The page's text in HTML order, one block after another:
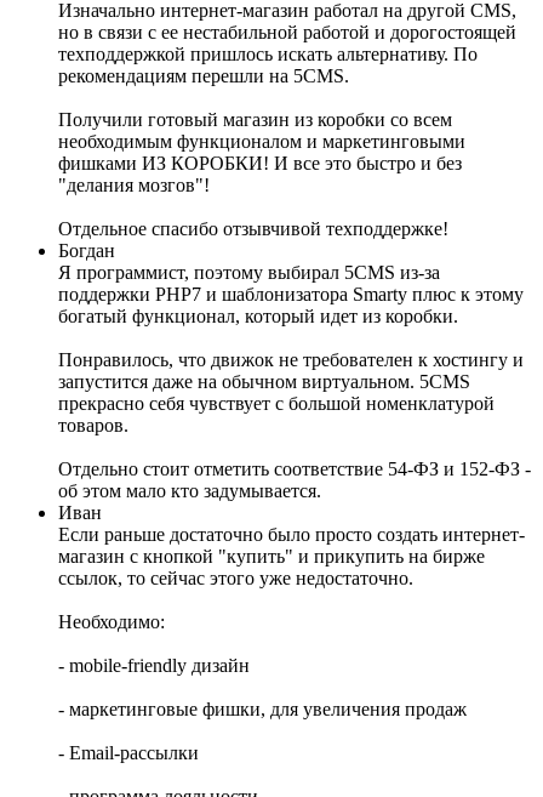
Изначально интернет-магазин работал на другой CMS,
но в связи с ее нестабильной работой и дорогостоящей
техподдержкой пришлось искать альтернативу. По
рекомендациям перешли на 5CMS.
Получили готовый магазин из коробки со всем
необходимым функционалом и маркетинговыми
фишками ИЗ КОРОБКИ! И все это быстро и без
"делания мозгов"!
Отдельное спасибо отзывчивой техподдержке!
Богдан
Я программист, поэтому выбирал 5CMS из-за
поддержки PHP7 и шаблонизатора Smarty плюс к этому
богатый функционал, который идет из коробки.
Понравилось, что движок не требователен к хостингу и
запустится даже на обычном виртуальном. 5CMS
прекрасно себя чувствует с большой номенклатурой
товаров.
Отдельно стоит отметить соответствие 54-ФЗ и 152-ФЗ -
об этом мало кто задумывается.
Иван
Если раньше достаточно было просто создать интернет-
магазин с кнопкой "купить" и прикупить на бирже
ссылок, то сейчас этого уже недостаточно.
Необходимо:
- mobile-friendly дизайн
- маркетинговые фишки, для увеличения продаж
- Email-рассылки